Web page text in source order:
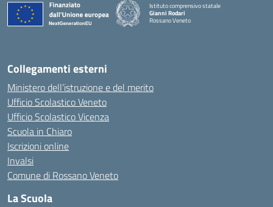
Istituto comprensivo statale
Gianni Rodari
Rossano Veneto
Collegamenti esterni
Ministero dell’istruzione e del merito
Ufficio Scolastico Veneto
Ufficio Scolastico Vicenza
Scuola in Chiaro
Iscrizioni online
Invalsi
Comune di Rossano Veneto
La Scuola